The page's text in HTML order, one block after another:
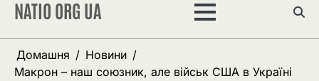
Перейти
вмісту
NATIO ORG UA
Домашня
Новини
Макрон – наш союзник, але військ США в Україні